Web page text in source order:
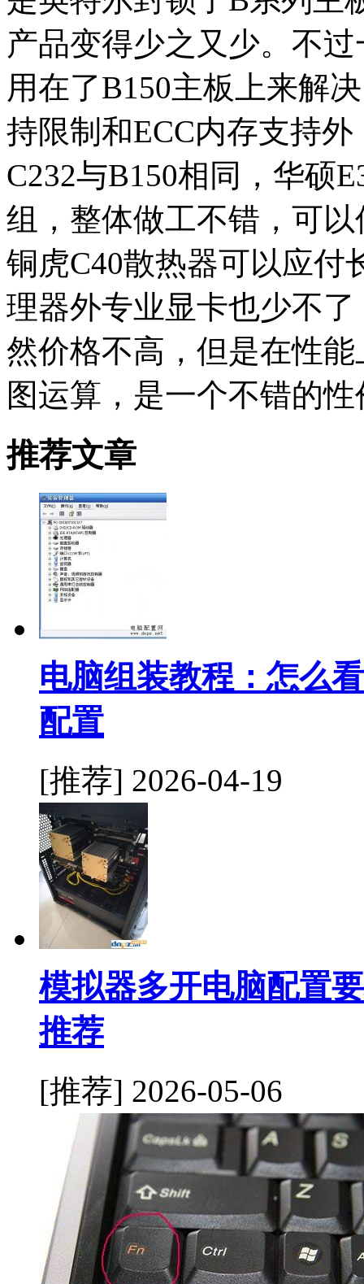
产品变得少之又少。不
用在了B150主板上来解
持限制和ECC内存支持
C232与B150相同，华硕
组，整体做工不错，可
铜虎C40散热器可以应付
理器外专业显卡也少不
然价格不高，但是在性
图运算，是一个不错的
推荐文章
电脑组装教程：怎么
配置
[推荐] 2026-04-19
模拟器多开电脑配置
推荐
[推荐] 2026-05-06